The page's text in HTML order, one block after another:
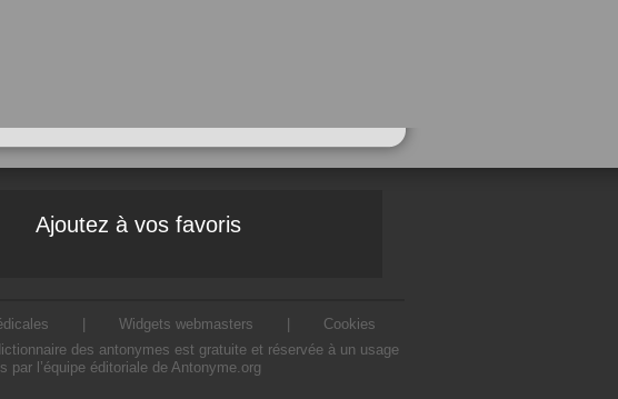
Ajoutez à vos favoris
Widgets webmasters
Cookies
des antonymes est gratuite et réservée à un usage
l’équipe éditoriale de Antonyme.org